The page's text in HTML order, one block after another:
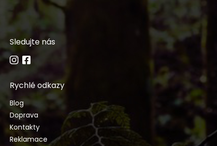
Sledujte nás
Rychlé odkazy
Blog
Doprava
Kontakty
Reklamace